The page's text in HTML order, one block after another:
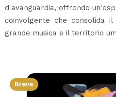
d'avanguardia, offrendo
coinvolgente che consolida
grande musica e il territorio
Breve